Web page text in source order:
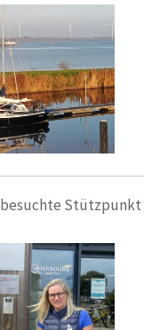
besuchte Stützpunkt